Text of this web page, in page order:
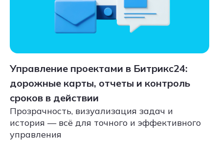
Управление проектами в Битрикс24:
дорожные карты, отчеты и контроль
сроков в действии
Прозрачность, визуализация задач и
история — всё для точного и эффективного
управления